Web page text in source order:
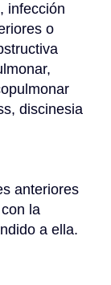
infección
o
discinesia
anteriores
la
a ella.